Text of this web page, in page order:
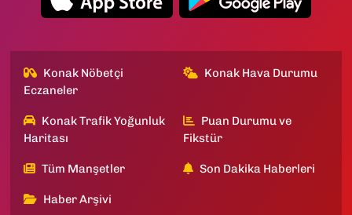
Konak Nöbetçi
Eczaneler
Konak Hava Durumu
Konak Trafik Yoğunluk
Haritası
Puan Durumu ve
Fikstür
Tüm Manşetler Son Dakika Haberleri
Haber Arşivi